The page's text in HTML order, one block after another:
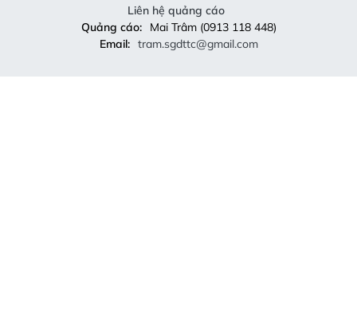
Liên hệ quảng cáo
Quảng cáo:
Mai Trâm (0913 118 448)
Email: tram.sgdttc@gmail.com